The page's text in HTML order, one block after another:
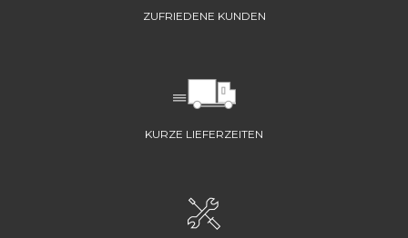
ZUFRIEDENE KUNDEN
KURZE LIEFERZEITEN